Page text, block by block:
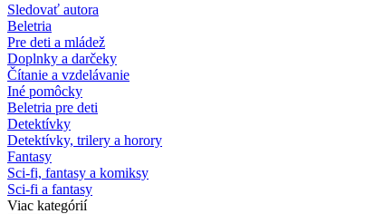
Sledovať autora
Beletria
Pre deti a mládež
Doplnky a darčeky
Čítanie a vzdelávanie
Iné pomôcky
Beletria pre deti
Detektívky
Detektívky, trilery a horory
Fantasy
Sci-fi, fantasy a komiksy
Sci-fi a fantasy
Viac kategórií